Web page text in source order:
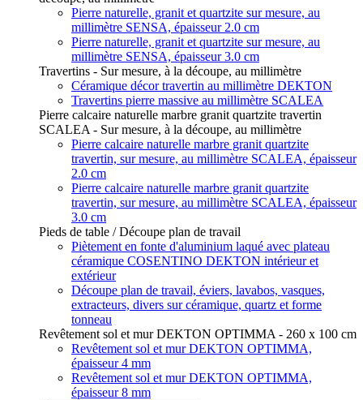
Pierre naturelle, granit et quartzite sur mesure, au
millimètre SENSA, épaisseur 2.0 cm
Pierre naturelle, granit et quartzite sur mesure, au
millimètre SENSA, épaisseur 3.0 cm
Travertins - Sur mesure, à la découpe, au millimètre
Céramique décor travertin au millimètre DEKTON
Travertins pierre massive au millimètre SCALEA
Pierre calcaire naturelle marbre granit quartzite travertin
SCALEA - Sur mesure, à la découpe, au millimètre
Pierre calcaire naturelle marbre granit quartzite
travertin, sur mesure, au millimètre SCALEA, épaisseur
2.0 cm
Pierre calcaire naturelle marbre granit quartzite
travertin, sur mesure, au millimètre SCALEA, épaisseur
3.0 cm
Pieds de table / Découpe plan de travail
Piètement en fonte d'aluminium laqué avec plateau
céramique COSENTINO DEKTON intérieur et
extérieur
Découpe plan de travail, éviers, lavabos, vasques,
extracteurs, divers sur céramique, quartz et forme
tonneau
Revêtement sol et mur DEKTON OPTIMMA - 260 x 100 cm
Revêtement sol et mur DEKTON OPTIMMA,
épaisseur 4 mm
Revêtement sol et mur DEKTON OPTIMMA,
épaisseur 8 mm